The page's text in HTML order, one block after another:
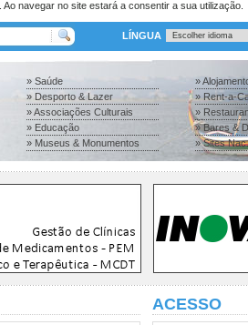
. Ao navegar no site estará a consentir a sua utilização.
LÍNGUA
» Saúde
» Desporto & Lazer
» Associações Culturais
» Educação
» Museus & Monumentos
»
» Rent-a-
»
» Bares &
» Sites
ACESSO